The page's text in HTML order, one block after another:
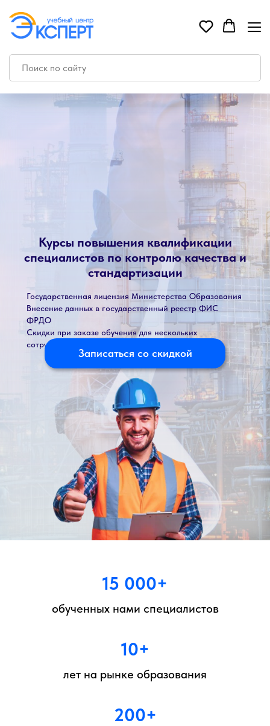
Курсы повышения квалификации
специалистов по контролю качества и
стандартизации
Государственная лицензия Министерства Образования
Внесение данных в государственный реестр ФИС
ФРДО
Скидки при заказе обучения для нескольких
сотрудников
Записаться со скидкой
15 000+
обученных нами специалистов
10+
лет на рынке образования
200+